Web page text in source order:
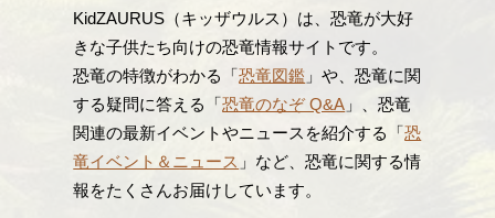
KidZAURUS（キッザウルス）は、恐竜が大好
きな子供たち向けの恐竜情報サイトです。
恐竜の特徴がわかる「恐竜図鑑 」や、恐竜に関
する疑問に答える「恐竜のなぞ Q&A 」、恐竜
関連の最新イベントやニュースを紹介する「恐
竜イベント＆ニュース 」など、恐竜に関する情
報をたくさんお届けしています。